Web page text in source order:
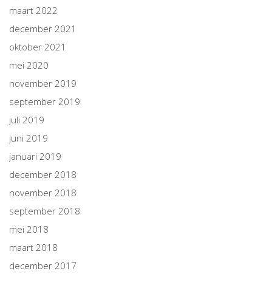
maart 2022
december 2021
oktober 2021
mei 2020
november 2019
september 2019
juli 2019
juni 2019
januari 2019
december 2018
november 2018
september 2018
mei 2018
maart 2018
december 2017